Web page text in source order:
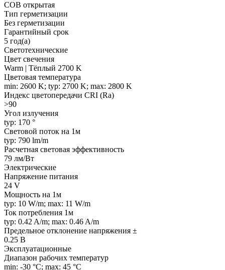
COB открытая
Тип герметизации
Без герметизации
Гарантийный срок
5 год(а)
Светотехнические
Цвет свечения
Warm | Тёплый 2700 K
Цветовая температура
min: 2600 K; typ: 2700 K; max: 2800 K
Индекс цветопередачи CRI (Ra)
>90
Угол излучения
typ: 170 °
Световой поток на 1м
typ: 790 lm/m
Расчетная световая эффективность
79 лм/Вт
Электрические
Напряжение питания
24 V
Мощность на 1м
typ: 10 W/m; max: 11 W/m
Ток потребления 1м
typ: 0.42 A/m; max: 0.46 A/m
Предельное отклонение напряжения ±
0.25 В
Эксплуатационные
Диапазон рабочих температур
min: -30 °C; max: 45 °C